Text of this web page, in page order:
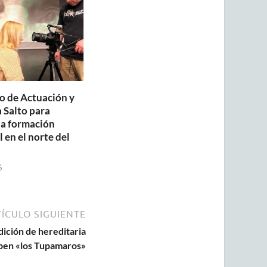
de Actuación y
Salto para
formación
en el norte del
SIGUIENTE
de hereditaria
«los Tupamaros»